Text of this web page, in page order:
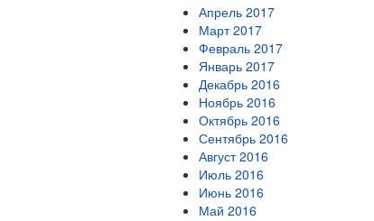
Апрель 2017
Март 2017
Февраль 2017
Январь 2017
Декабрь 2016
Ноябрь 2016
Октябрь 2016
Сентябрь 2016
Август 2016
Июль 2016
Июнь 2016
Май 2016